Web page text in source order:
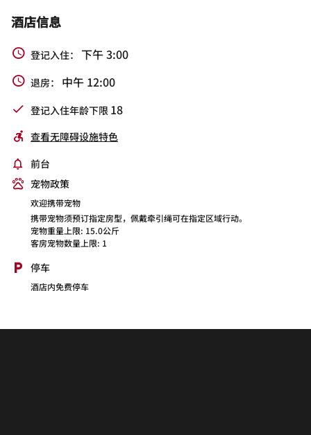
酒店信息
登记入住： 下午 3:00
退房： 中午 12:00
登记入住年龄下限 18
查看无障碍设施特色
前台
宠物政策
欢迎携带宠物
携带宠物须预订指定房型，佩戴牵引绳可在指定区域行动。
宠物重量上限: 15.0公斤
客房宠物数量上限: 1
停车
酒店内免费停车